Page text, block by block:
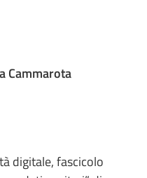
Cammarota
digitale, fascicolo